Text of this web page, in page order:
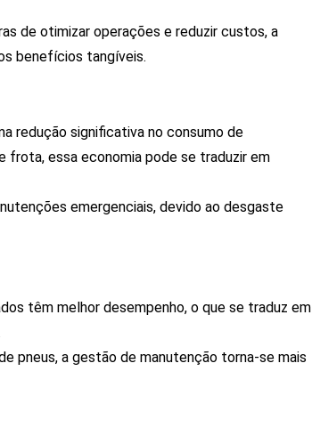
de otimizar operações e reduzir custos, a
benefícios tangíveis.
redução significativa no consumo de
frota, essa economia pode se traduzir em
emergenciais, devido ao desgaste
têm melhor desempenho, o que se traduz em
pneus, a gestão de manutenção torna-se mais